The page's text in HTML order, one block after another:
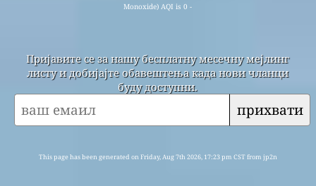
Monoxide) AQI is 0 -
Пријавите се за нашу бесплатну месечну мејлинг
листу и добијајте обавештења када нови чланци
буду доступни.
прихвати
This page has been generated on Friday, Aug 7th 2026, 17:23 pm CST from jp2n